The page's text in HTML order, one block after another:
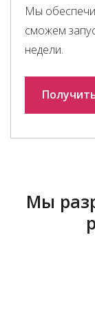
Мы
сможем
недели.
Мы